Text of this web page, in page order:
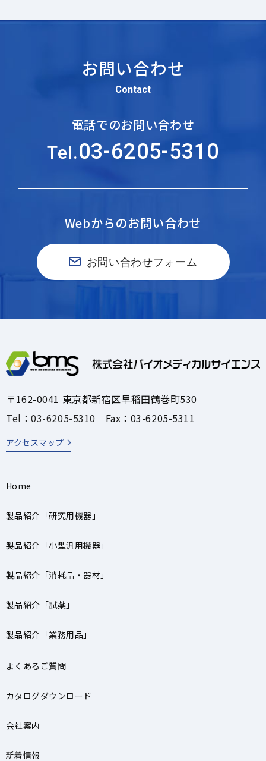
お問い合わせ
Contact
電話でのお問い合わせ
Tel.03-6205-5310
Webからのお問い合わせ
お問い合わせフォーム
〒162-0041 東京都新宿区早稲田鶴巻町530
Tel：03-6205-5310 Fax：03-6205-5311
アクセスマップ
Home
製品紹介「研究用機器」
製品紹介「小型汎用機器」
製品紹介「消耗品・器材」
製品紹介「試薬」
製品紹介「業務用品」
よくあるご質問
カタログダウンロード
会社案内
新着情報